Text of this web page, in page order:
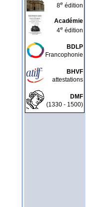
8e édition
Académie
4e édition
BDLP
Francophonie
BHVF
attestations
DMF
(1330 - 1500)